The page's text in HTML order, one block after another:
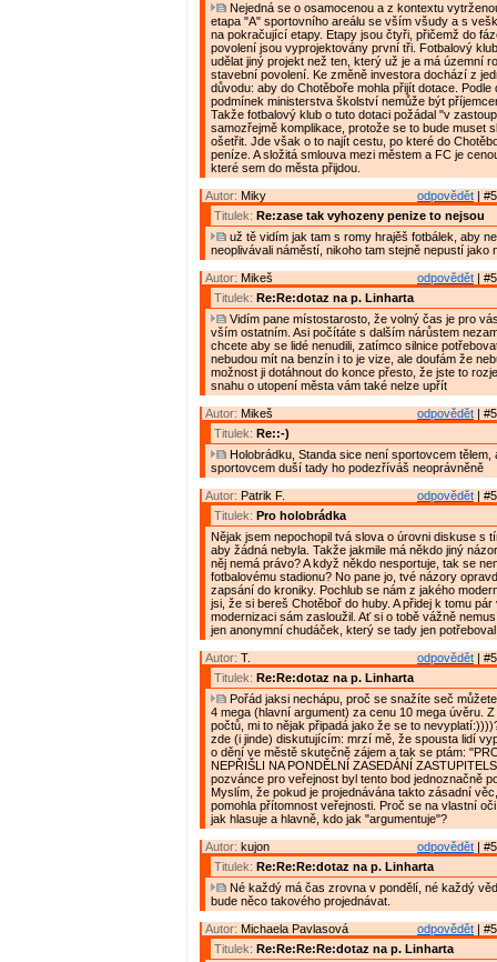
Nejedná se o osamocenou a z kontextu
etapa "A" sportovního areálu se vším všudy a s
na pokračující etapy. Etapy jsou čtyři, přičemž do
povolení jsou vyprojektovány první tři. Fotbalový
udělat jiný projekt než ten, který už je a má územní
stavební povolení. Ke změně investora dochází z
důvodu: aby do Chotěboře mohla přijít dotace. Podle
podmínek ministerstva školství nemůže být
Takže fotbalový klub o tuto dotaci požádal "v
samozřejmě komplikace, protože se to bude muset
ošetřit. Jde však o to najít cestu, po které do
peníze. A složitá smlouva mezi městem a FC je
které sem do města přijdou.
odpovědět |
Autor: Miky
Titulek: Re:zase tak vyhozeny penize to nejsou
už tě vidím jak tam s romy hrajěš fotbálek, aby
neoplivávali náměstí, nikoho tam stejně nepustí jako
odpovědět |
Autor: Mikeš
Titulek: Re:Re:dotaz na p. Linharta
Vidím pane místostarosto, že volný čas je pro
vším ostatním. Asi počítáte s dalším nárůstem
chcete aby se lidé nenudili, zatímco silnice
nebudou mít na benzín i to je vize, ale doufám že
možnost ji dotáhnout do konce přesto, že jste to
snahu o utopení města vám také nelze upřít
odpovědět |
Autor: Mikeš
Titulek: Re::-)
Holobrádku, Standa sice není sportovcem tělem,
sportovcem duší tady ho podezříváš neoprávněně
odpovědět |
Autor: Patrik F.
Titulek: Pro holobrádka
Nějak jsem nepochopil tvá slova o úrovni diskuse s
aby žádná nebyla. Takže jakmile má někdo jiný
něj nemá právo? A když někdo nesportuje, tak se
fotbalovému stadionu? No pane jo, tvé názory
zapsání do kroniky. Pochlub se nám z jakého
jsi, že si bereš Chotěboř do huby. A přidej k tomu
modernizaci sám zasloužil. Ať si o tobě vážně
jen anonymní chudáček, který se tady jen
odpovědět |
Autor: T.
Titulek: Re:Re:dotaz na p. Linharta
Pořád jaksi nechápu, proč se snažíte seč
4 mega (hlavní argument) za cenu 10 mega úvěru.
počtů, mi to nějak připadá jako že se to
zde (i jinde) diskutujícím: mrzí mě, že spousta lidí
o dění ve městě skutečně zájem a tak se ptám:
NEPŘIŠLI NA PONDĚLNÍ ZASEDÁNÍ
pozvánce pro veřejnost byl tento bod jednoznačně
Myslím, že pokud je projednávána takto zásadní
pomohla přítomnost veřejnosti. Proč se na vlastní
jak hlasuje a hlavně, kdo jak "argumentuje"?
odpovědět |
Autor: kujon
Titulek: Re:Re:Re:dotaz na p. Linharta
Né každý má čas zrovna v pondělí, né každý
bude něco takového projednávat.
odpovědět |
Autor: Michaela Pavlasová
Titulek: Re:Re:Re:Re:dotaz na p. Linharta